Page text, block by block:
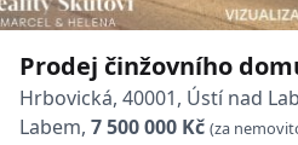
Prodej činžovního
Hrbovická, Ústí nad
Hrbovická, 40001, Ústí nad
Labem, 7 500 000 Kč (za